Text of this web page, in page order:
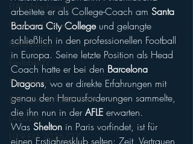
FLAG-Nachwuchs
Olympic Channel
FLAG-Ladies
EierlaberlTV
Heeressport
IFAF FLAG WORLD 2026
LA2028
U19 EM 2026/27
arbeitete er als College-Coach am Santa
Barbara City College und gelangte
schließlich in den professionellen Football
in Europa. Seine letzte Position als Head
Coach hatte er bei den Barcelona
Dragons, wo er direkte Erfahrungen mit
genau den Herausforderungen sammelte,
die ihn nun in der AFLE erwarten.
Was Shelton in Paris vorfindet, ist für
einen Erstjahresklub selten: Zeit, Vertrauen